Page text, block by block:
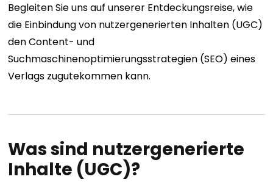
Begleiten Sie uns auf unserer Entdeckungsreise, wie
die Einbindung von nutzergenerierten Inhalten (UGC)
den Content- und
Suchmaschinenoptimierungsstrategien (SEO) eines
Verlags zugutekommen kann.
Was sind nutzergenerierte
Inhalte (UGC)?